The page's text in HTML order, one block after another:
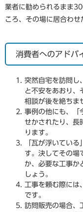
業者に勧められるまま
ころ、その場に居合わせ
消費者へのアドバ
突然自宅を訪問し
と不安をあおり、
相談が後を絶ちま
事例の他にも、「
せかされたり、長
ります。
「瓦が浮いてい
す。決してその場
か、必要な工事か
しょう。
工事を頼む際には
です。
訪問販売の場合、